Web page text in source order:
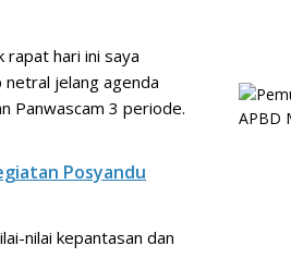
rapat hari ini saya
netral jelang agenda
Panwascam 3 periode.
Posyandu
nilai kepantasan dan